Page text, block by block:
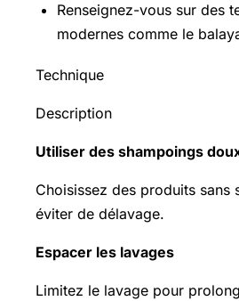
Renseignez-vous sur des
modernes comme le
Technique
Description
Utiliser des shampoings
Choisissez des produits sans
éviter de délavage.
Espacer les lavages
Limitez le lavage pour